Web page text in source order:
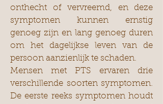
onthecht of vervreemd, en deze
symptomen kunnen ernstig
genoeg zijn en lang genoeg duren
om het dagelijkse leven van de
persoon aanzienlijk te schaden.
Mensen met PTS ervaren drie
verschillende soorten symptomen.
De eerste reeks symptomen houdt